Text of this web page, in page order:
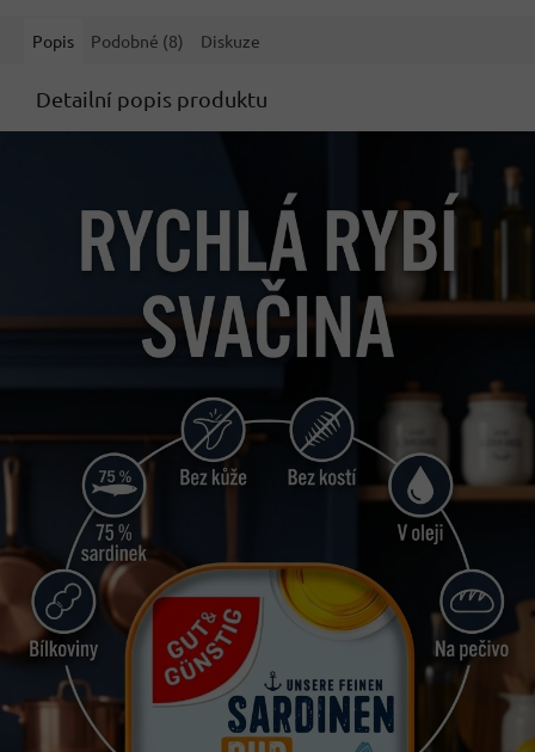
Popis Podobné (8) Diskuze
Detailní popis produktu